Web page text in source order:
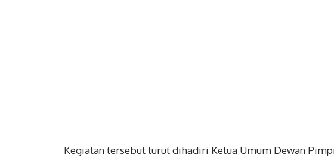
Kegiatan tersebut turut dihadiri Ketua Umum Dewan